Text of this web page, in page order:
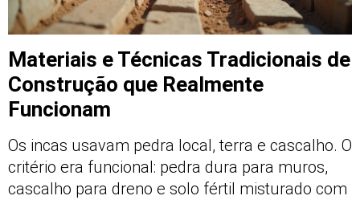
Materiais e Técnicas Tradicionais de
Construção que Realmente
Funcionam
Os incas usavam pedra local, terra e cascalho. O
critério era funcional: pedra dura para muros,
cascalho para dreno e solo fértil misturado com